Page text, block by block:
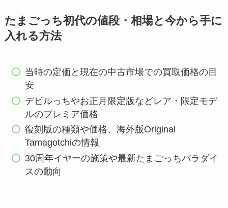
たまごっち初代の値段・相場と今から手に
入れる方法
当時の定価と現在の中古市場での買取価格の目
安
デビルっちやお正月限定版などレア・限定モデ
ルのプレミア価格
復刻版の種類や価格、海外版Original
Tamagotchiの情報
30周年イヤーの施策や最新たまごっちパラダイ
スの動向